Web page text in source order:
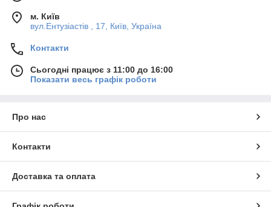
м. Київ
вул.Ентузіастів , 17, Київ, Україна
Контакти
Сьогодні працює з 11:00 до 16:00
Показати весь графік роботи
Про нас
Контакти
Доставка та оплата